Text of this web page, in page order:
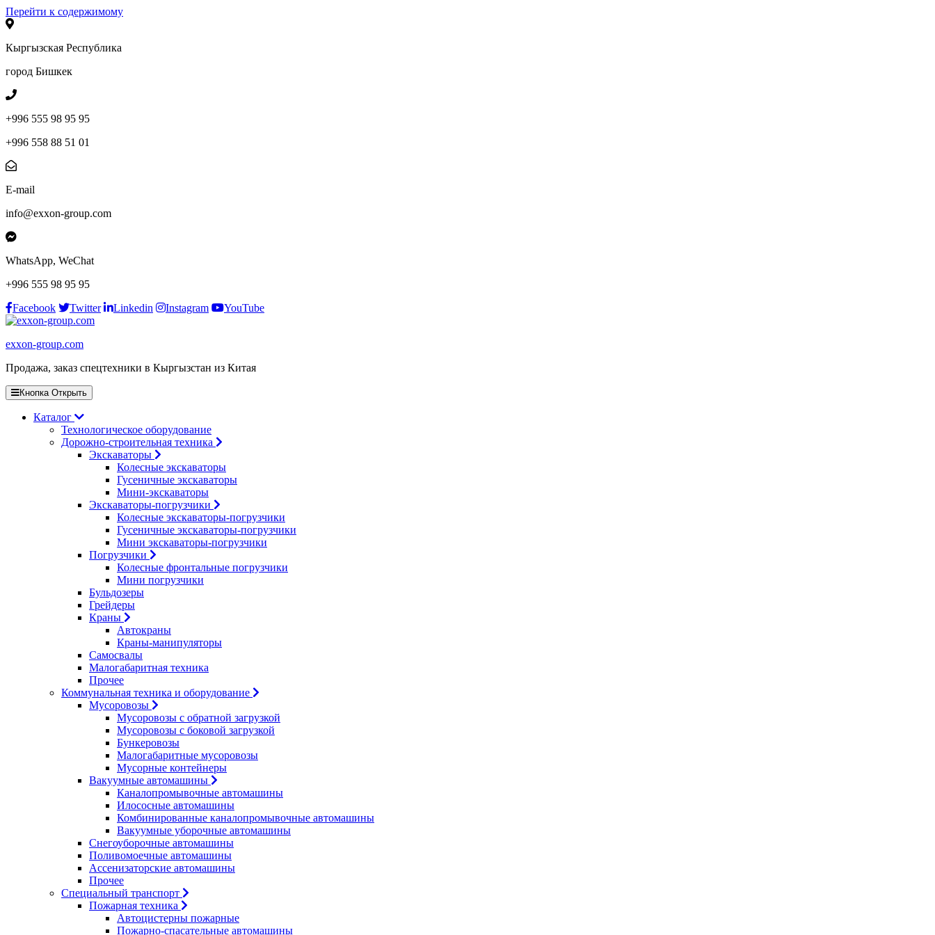
Перейти к содержимому
Кыргызская Республика
город Бишкек
+996 555 98 95 95
+996 558 88 51 01
E-mail
info@exxon-group.com
WhatsApp, WeChat
+996 555 98 95 95
Facebook
Twitter Linkedin Instagram YouTube
exxon-group.com
Продажа, заказ спецтехники в Кыргызстан из Китая
Кнопка Открыть
Каталог
Технологическое оборудование
Дорожно-строительная техника
Экскаваторы
Колесные экскаваторы
Гусеничные экскаваторы
Мини-экскаваторы
Экскаваторы-погрузчики
Колесные экскаваторы-погрузчики
Гусеничные экскаваторы-погрузчики
Мини экскаваторы-погрузчики
Погрузчики
Колесные фронтальные погрузчики
Мини погрузчики
Бульдозеры
Грейдеры
Краны
Автокраны
Краны-манипуляторы
Самосвалы
Малогабаритная техника
Прочее
Коммунальная техника и оборудование
Мусоровозы
Мусоровозы с обратной загрузкой
Мусоровозы с боковой загрузкой
Бункеровозы
Малогабаритные мусоровозы
Мусорные контейнеры
Вакуумные автомашины
Каналопромывочные автомашины
Илососные автомашины
Комбинированные каналопромывочные автомашины
Вакуумные уборочные автомашины
Снегоуборочные автомашины
Поливомоечные автомашины
Ассенизаторские автомашины
Прочее
Специальный транспорт
Пожарная техника
Автоцистерны пожарные
Пожарно-спасательные автомашины